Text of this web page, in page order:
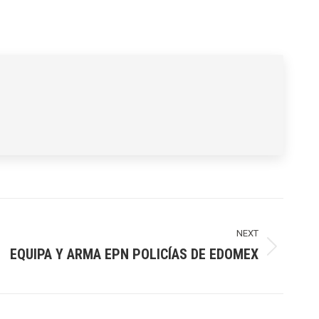
NEXT
EQUIPA Y ARMA EPN POLICÍAS DE EDOMEX